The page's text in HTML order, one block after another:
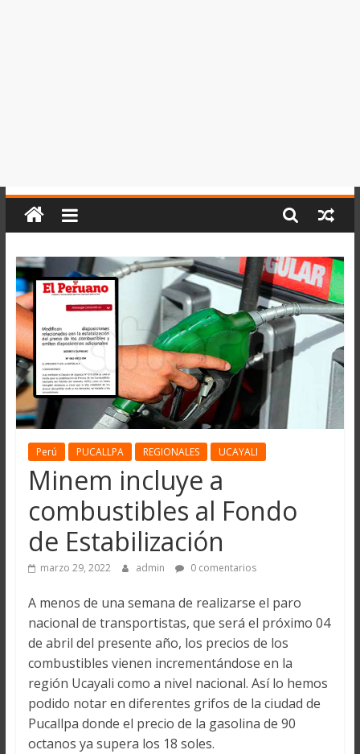
Perú PUCALLPA REGIONALES UCAYALI
Minem incluye a
combustibles al Fondo
de Estabilización
marzo 29, 2022 admin 0 comentarios
A menos de una semana de realizarse el paro
nacional de transportistas, que será el próximo 04
de abril del presente año, los precios de los
combustibles vienen incrementándose en la
región Ucayali como a nivel nacional. Así lo hemos
podido notar en diferentes grifos de la ciudad de
Pucallpa donde el precio de la gasolina de 90
octanos ya supera los 18 soles.